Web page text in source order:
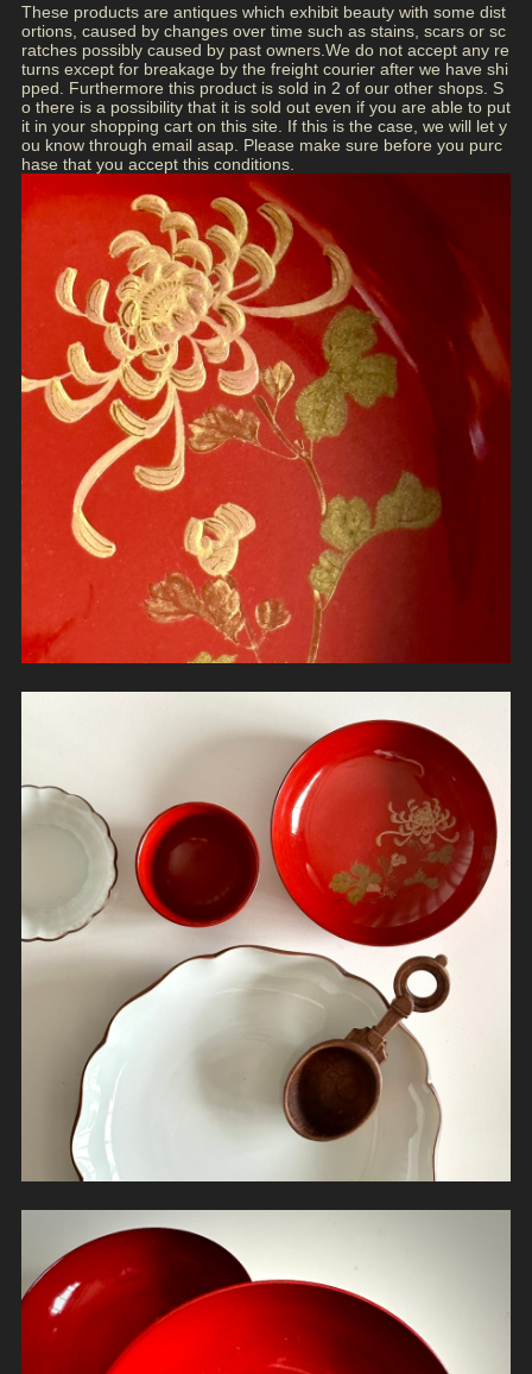
These products are antiques which exhibit beauty with some dist
ortions, caused by changes over time such as stains, scars or sc
ratches possibly caused by past owners.We do not accept any re
turns except for breakage by the freight courier after we have shi
pped. Furthermore this product is sold in 2 of our other shops. S
o there is a possibility that it is sold out even if you are able to put
it in your shopping cart on this site. If this is the case, we will let y
ou know through email asap. Please make sure before you purc
hase that you accept this conditions.